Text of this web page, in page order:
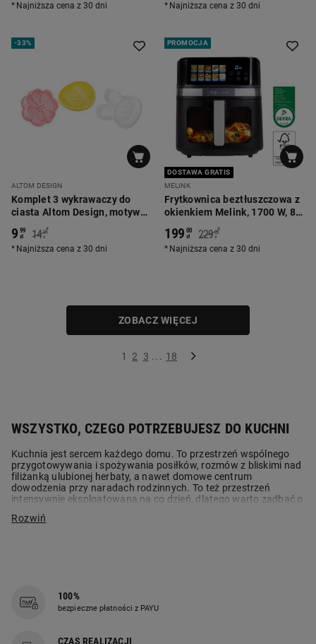
Najniższa cena z 30 dni Najniższa cena z 30 dni
-33%
ALTOM DESIGN
Komplet 3 wykrawaczy do
ciasta Altom Design, motyw
wielkanocny, ze stempelkami
9 99
zł 14 99
zł
*
Najniższa cena z 30 dni
PROMOCJA
DOSTAWA GRATIS
MELINK
Frytkownica beztłuszczowa z
okienkiem Melink, 1700 W, 8,6
199 00
zł 229 00
zł
*
Najniższa cena z 30 dni
ZOBACZ WIĘCEJ
1 2 3 ... 18
WSZYSTKO, CZEGO POTRZEBUJESZ DO KUCHNI
Kuchnia jest sercem każdego domu. To przestrzeń wspólnego
przygotowywania i spożywania posiłków, rozmów z bliskimi nad
filiżanką ulubionej herbaty, a nawet domowe centrum
dowodzenia przy naradach rodzinnych. To też przestrzeń
intensywnie eksploatowana na co dzień, dlatego warto zadbać o
akcesoria kuchenne dobrej jakości.
Małe AGD kuchenne
kuchenne
lubmiksery
to urządzenia, bez których nie
wyobrażamy sobie codziennego gotowania. Wpisały się w
posiłków, gotowanie i pieczenie. Dlatego wybierając te
100%
bezpieczne płatności z PAYU
CZAS REALIZACJI